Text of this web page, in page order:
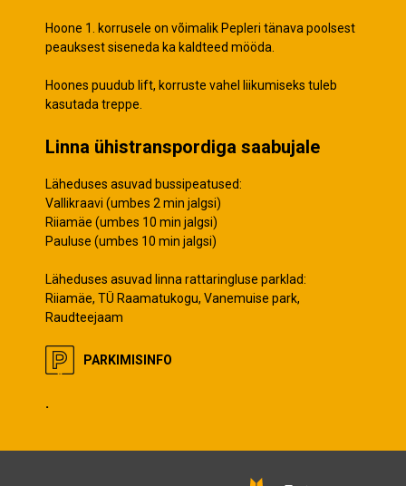
Hoone 1. korrusele on võimalik Pepleri tänava poolsest
peauksest siseneda ka kaldteed mööda.
Hoones puudub lift, korruste vahel liikumiseks tuleb
kasutada treppe.
Linna ühistranspordiga saabujale
Läheduses asuvad bussipeatused:
Vallikraavi (umbes 2 min jalgsi)
Riiamäe (umbes 10 min jalgsi)
Pauluse (umbes 10 min jalgsi)
Läheduses asuvad linna rattaringluse parklad:
Riiamäe, TÜ Raamatukogu, Vanemuise park,
Raudteejaam
PARKIMISINFO
.